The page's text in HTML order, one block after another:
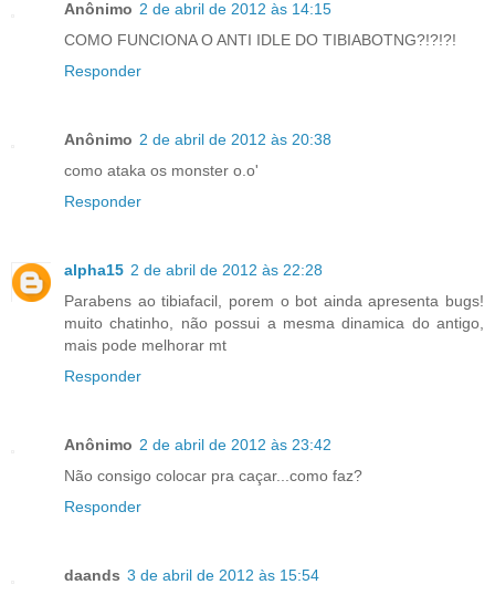
Anônimo 2 de abril de 2012 às 14:15
COMO FUNCIONA O ANTI IDLE DO TIBIABOTNG?!?!?!
Responder
Anônimo 2 de abril de 2012 às 20:38
como ataka os monster o.o'
Responder
alpha15 2 de abril de 2012 às 22:28
Parabens ao tibiafacil, porem o bot ainda apresenta bugs!
muito chatinho, não possui a mesma dinamica do antigo,
mais pode melhorar mt
Responder
Anônimo 2 de abril de 2012 às 23:42
Não consigo colocar pra caçar...como faz?
Responder
daands 3 de abril de 2012 às 15:54